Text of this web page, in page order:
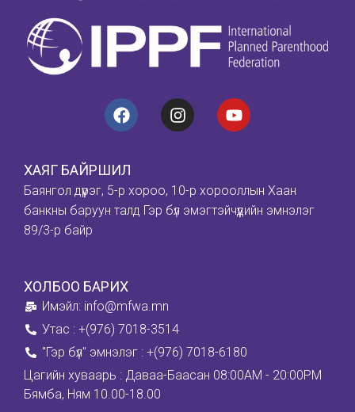
ХАЯГ БАЙРШИЛ
Баянгол дүүрэг, 5-р хороо, 10-р хорооллын Хаан
банкны баруун талд Гэр бүл эмэгтэйчүүдийн эмнэлэг
89/3-р байр
ХОЛБОО БАРИХ
Имэйл: info@mfwa.mn
Утас : +(976) 7018-3514
''Гэр бүл" эмнэлэг : +(976) 7018-6180
Цагийн хуваарь : Даваа-Баасан 08:00AM - 20:00PM
Бямба, Ням 10.00-18.00